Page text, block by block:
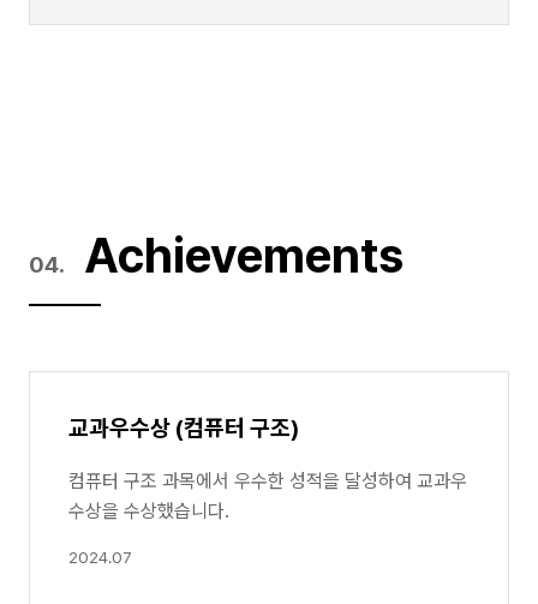
Achievements
교과우수상 (컴퓨터 구조)
컴퓨터 구조 과목에서 우수한 성적을 달성하여 교과우
수상을 수상했습니다.
2024.07